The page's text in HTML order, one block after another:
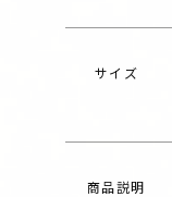
サイズ
商品説明